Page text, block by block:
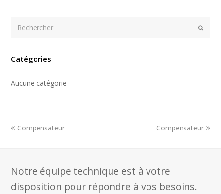
Catégories
Aucune catégorie
previous
Compensateur
next
Compensateur
Notre équipe technique est à votre
disposition pour répondre à vos besoins.